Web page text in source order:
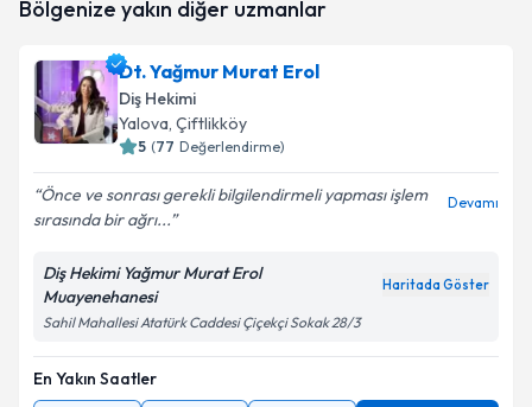
oluşturun. Size bu uzmandan randevu almanız için bir
E-posta Adresiniz
Kişisel verilerimin işlenmesine ilişkinAydınlatma
Metni'ni okudum ve kişisel verilerimin belirtilen
Takvim Talebini Gönder
Bölgenize yakın diğer uzmanlar
Dt. Yağmur Murat Erol
Diş Hekimi
Yalova, Çiftlikköy
5 (77 Değerlendirme)
Önce ve sonrası gerekli bilgilendirmeli yapması işlem
sırasında bir ağrı...
Devamı
Diş Hekimi Yağmur Murat Erol
Muayenehanesi
Haritada Göster
Sahil Mahallesi Atatürk Caddesi Çiçekçi Sokak 28/3
En Yakın Saatler